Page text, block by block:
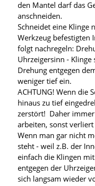
den Mantel darf das
anschneiden.
Schneidet eine Klinge
Werkzeug befestigten
folgt nachregeln:
Uhrzeigersinn - Klinge
Drehung entgegen
weniger tief ein.
ACHTUNG! Wenn die
hinaus zu tief
zerstört! Daher
arbeiten, sonst
Wenn man gar nicht
steht - weil z.B. der
einfach die Klingen
entgegen der
sich langsam wieder